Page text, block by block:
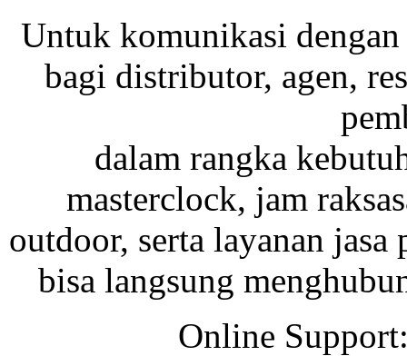
Untuk komunikasi dengan
bagi distributor, agen,
dalam rangka
masterclock, jam
outdoor, serta layanan
bisa langsung
Online